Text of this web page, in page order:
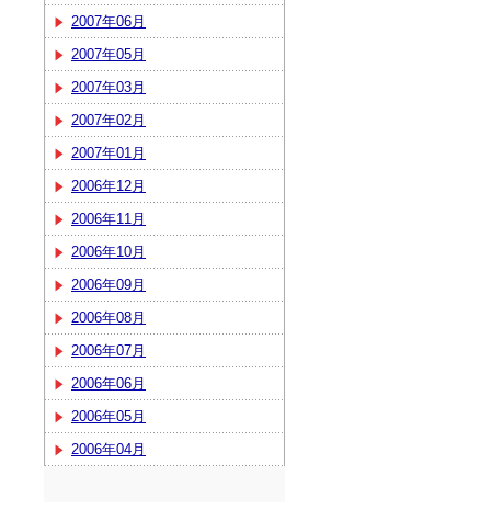
2007年06月
2007年05月
2007年03月
2007年02月
2007年01月
2006年12月
2006年11月
2006年10月
2006年09月
2006年08月
2006年07月
2006年06月
2006年05月
2006年04月